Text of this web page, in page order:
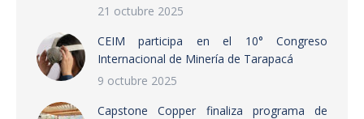
21 octubre 2025
CEIM participa en el 10° Congreso
Internacional de Minería de Tarapacá
9 octubre 2025
Capstone Copper finaliza programa de